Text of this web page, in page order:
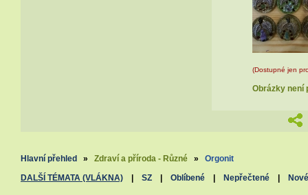
(Dostupné jen
Obrázky není
Hlavní přehled » Zdraví a příroda - Různé » Orgonit
DALŠÍ TÉMATA (VLÁKNA)
SZ Oblíbené Nepřečtené Nové